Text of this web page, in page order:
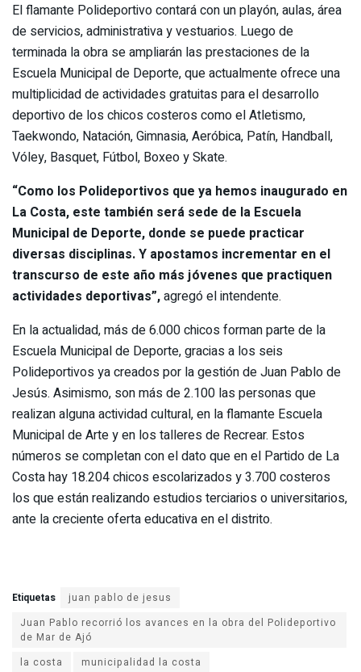
El flamante Polideportivo contará con un playón, aulas, área
de servicios, administrativa y vestuarios. Luego de
terminada la obra se ampliarán las prestaciones de la
Escuela Municipal de Deporte, que actualmente ofrece una
multiplicidad de actividades gratuitas para el desarrollo
deportivo de los chicos costeros como el Atletismo,
Taekwondo, Natación, Gimnasia, Aeróbica, Patín, Handball,
Vóley, Basquet, Fútbol, Boxeo y Skate.
“Como los Polideportivos que ya hemos inaugurado en
La Costa, este también será sede de la Escuela
Municipal de Deporte, donde se puede practicar
diversas disciplinas. Y apostamos incrementar en el
transcurso de este año más jóvenes que practiquen
actividades deportivas”,agregó el intendente.
En la actualidad, más de 6.000 chicos forman parte de la
Escuela Municipal de Deporte, gracias a los seis
Polideportivos ya creados por la gestión de Juan Pablo de
Jesús. Asimismo, son más de 2.100 las personas que
realizan alguna actividad cultural, en la flamante Escuela
Municipal de Arte y en los talleres de Recrear. Estos
números se completan con el dato que en el Partido de La
Costa hay 18.204 chicos escolarizados y 3.700 costeros
los que están realizando estudios terciarios o universitarios,
ante la creciente oferta educativa en el distrito.
Etiquetas
juan pablo de jesus
Juan Pablo recorrió los avances en la obra del Polideportivo
de Mar de Ajó
la costa
municipalidad la costa